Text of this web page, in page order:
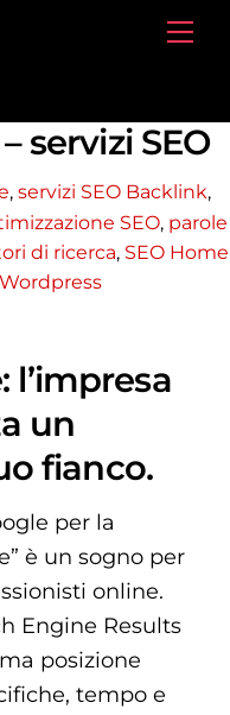
servizi SEO
,servizi SEO Backlink,
SEO, parole
di ricerca, SEO Home
Wordpress
l’impresa
un
fianco.
per la
è un sogno per
online.
Engine Results
posizione
tempo e